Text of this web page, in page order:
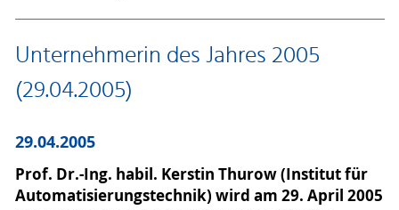
Unternehmerin des Jahres 2005
(29.04.2005)
29.04.2005
Prof. Dr.-Ing. habil. Kerstin Thurow (Institut für
Automatisierungstechnik) wird am 29. April 2005